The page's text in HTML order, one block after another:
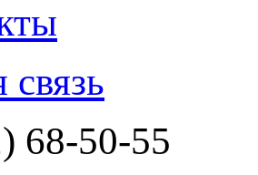
связь
68-50-55